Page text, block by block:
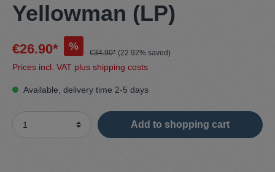
Yellowman (LP)
€26.90* %
€34.90* (22.92% saved)
Prices incl. VAT plus shipping costs
Available, delivery time 2-5 days
Add to shopping cart